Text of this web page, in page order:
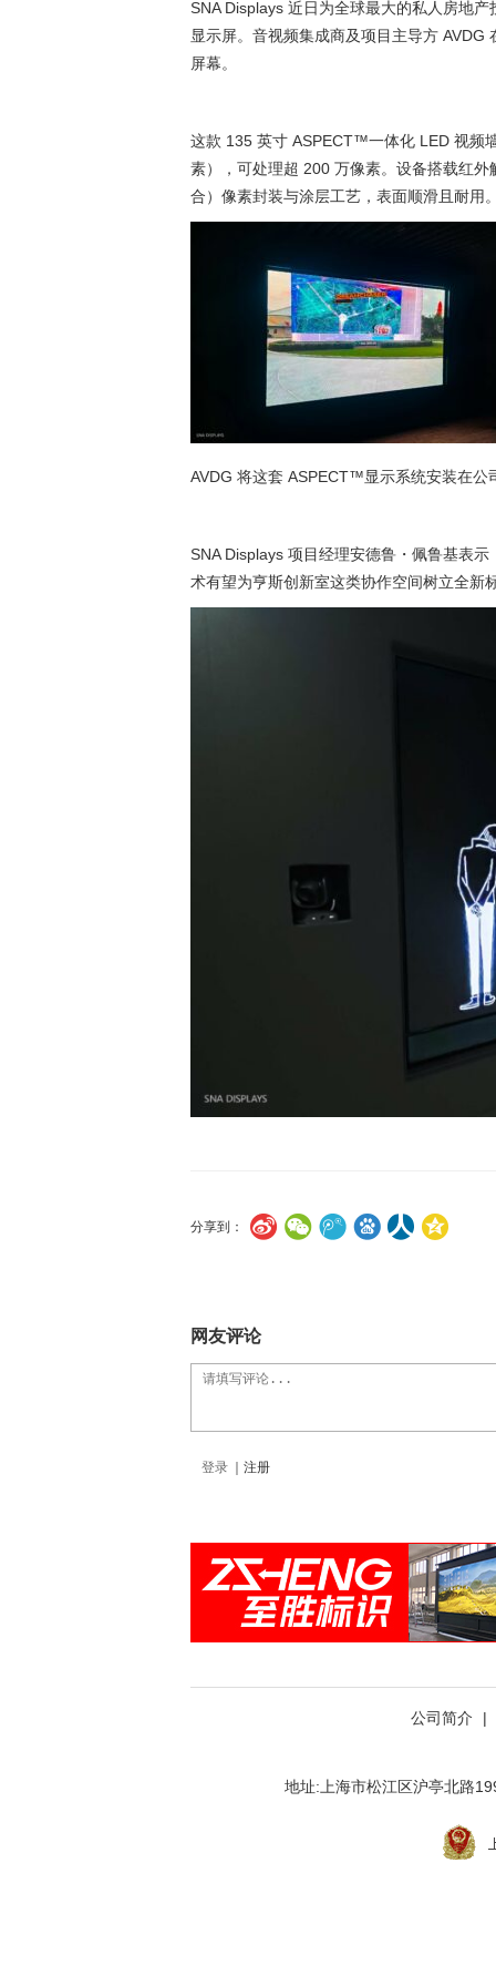
SNA Displays 近日为全球最大的私人房地
显示屏。音视频集成商及项目主导方
屏幕。
这款 135 英寸 ASPECT™一体化 LED 视频
素），可处理超 200 万像素。设备搭载红
合）像素封装与涂层工艺，表面顺滑且耐用
AVDG 将这套 ASPECT™显示系统安装在公
SNA Displays 项目经理安德鲁・佩鲁基表
术有望为亨斯创新室这类协作空间树立全新
分享到：
网友评论
登录 注册
公司简介 |
地址:上海市松江区沪亭北路